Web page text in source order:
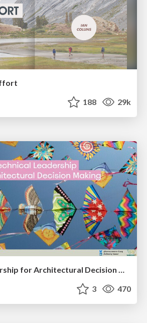
188 29k
Technical Leadership for Architectural Decision Making
3 470